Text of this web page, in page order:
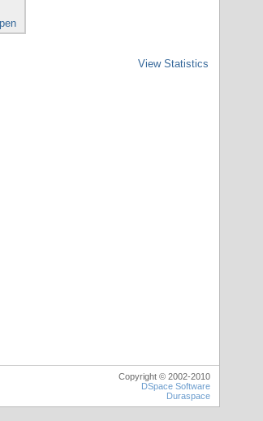
View Statistics
Copyright © 2002-2010
DSpace Software
Duraspace